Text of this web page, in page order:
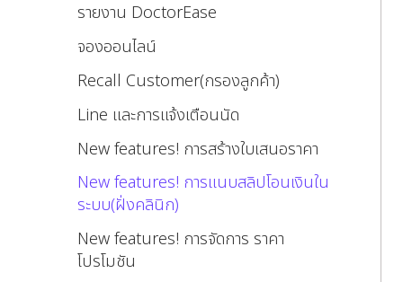
รายงาน DoctorEase
จองออนไลน์
Recall Customer(กรองลูกค้า)
Line และการแจ้งเตือนนัด
New features! การสร้างใบเสนอราคา
New features! การแนบสลิปโอนเงินใน
ระบบ(ฝั่งคลินิก)
New features! การจัดการ ราคา
โปรโมชัน